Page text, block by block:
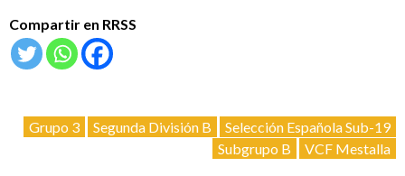
Compartir en RRSS
Grupo 3 Segunda División B
Selección Española Sub-19
Subgrupo B
VCF Mestalla